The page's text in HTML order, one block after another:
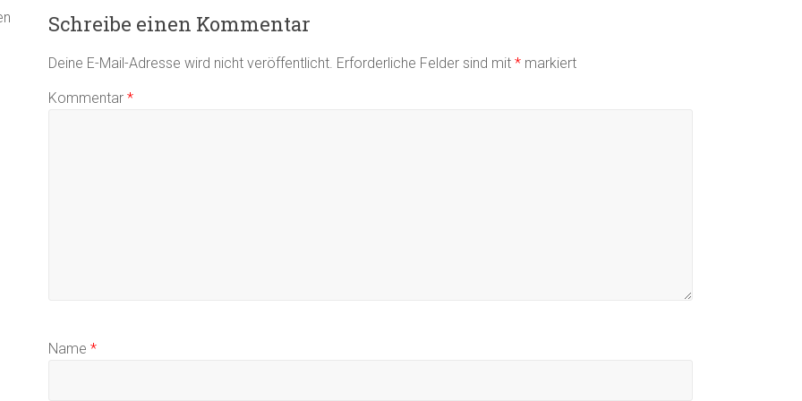
Schreibe einen Kommentar
Deine E-Mail-Adresse wird nicht veröffentlicht. Erforderliche Felder sind mit * markiert
Kommentar *
Name *